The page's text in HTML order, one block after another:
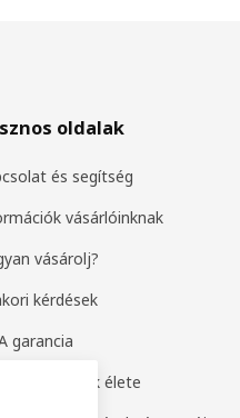
oldalak
és segítség
vásárlóinknak
vásárolj?
kérdések
garancia
második élete